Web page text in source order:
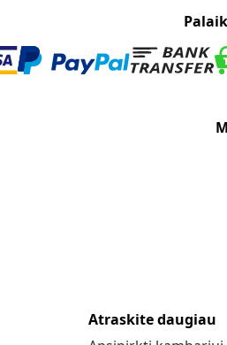
Atraskite daugiau